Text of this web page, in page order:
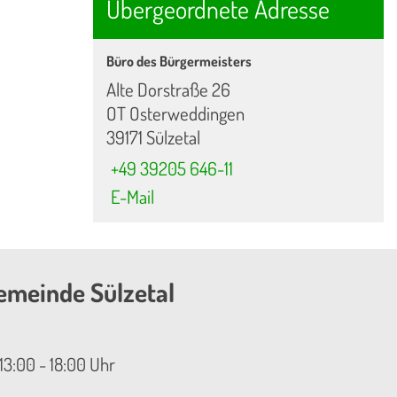
Übergeordnete Adresse
Büro des Bürgermeisters
Alte Dorstraße 26
OT Osterweddingen
39171 Sülzetal
+49 39205 646-11
E-Mail
Sülzetal
- 18:00 Uhr